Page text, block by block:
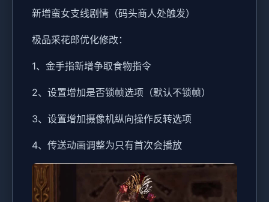
新增蛮女支线剧情（码头商人处触发）
极品采花郎优化修改：
1、金手指新增争取食物指令
2、设置增加是否锁帧选项（默认不锁帧）
3、设置增加摄像机纵向操作反转选项
4、传送动画调整为只有首次会播放